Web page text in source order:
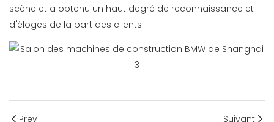
scène et a obtenu un haut degré de reconnaissance et
d'éloges de la part des clients.
Prev Suivant